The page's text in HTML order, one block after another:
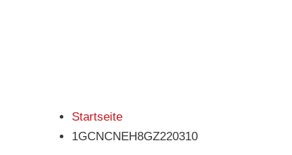
Startseite
1GCNCNEH8GZ220310